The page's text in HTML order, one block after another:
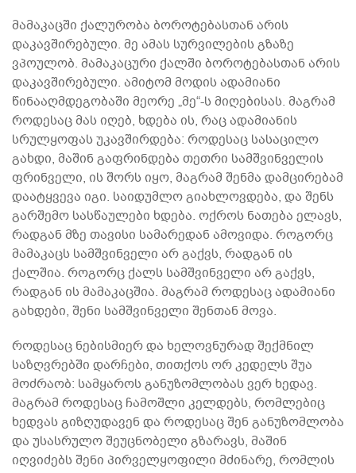
მამაკაცში ქალურობა ბოროტებასთან არის
დაკავშირებული. მე ამას სურვილების გზაზე
ვპოულობ. მამაკაცური ქალში ბოროტებასთან არის
დაკავშირებული. ამიტომ მოდის ადამიანი
წინააღმდეგობაში მეორე „მე“-ს მიღებისას. მაგრამ
როდესაც მას იღებ, ხდება ის, რაც ადამიანის
სრულყოფას უკავშირდება: როდესაც სასაცილო
გახდი, მაშინ გაფრინდება თეთრი სამშვინველის
ფრინველი, ის შორს იყო, მაგრამ შენმა დამცირებამ
დაატყვევა იგი. საიდუმლო გიახლოვდება, და შენს
გარშემო სასწაულები ხდება. ოქროს ნათება ელავს,
რადგან მზე თავისი სამარედან ამოვიდა. როგორც
მამაკაცს სამშვინველი არ გაქვს, რადგან ის
ქალშია. როგორც ქალს სამშვინველი არ გაქვს,
რადგან ის მამაკაცშია. მაგრამ როდესაც ადამიანი
გახდები, შენი სამშვინველი შენთან მოვა.
როდესაც ნებისმიერ და ხელოვნურად შექმნილ
საზღვრებში დარჩები, თითქოს ორ კედელს შუა
მოძრაობ: სამყაროს განუზომლობას ვერ ხედავ.
მაგრამ როდესაც ჩამოშლი კელდებს, რომლებიც
ხედვას გიზღუდავენ და როდესაც შენ განუზომლობა
და უსასრულო შეუცნობელი გზარავს, მაშინ
იღვიძებს შენი პირველყოფილი მძინარე, რომლის